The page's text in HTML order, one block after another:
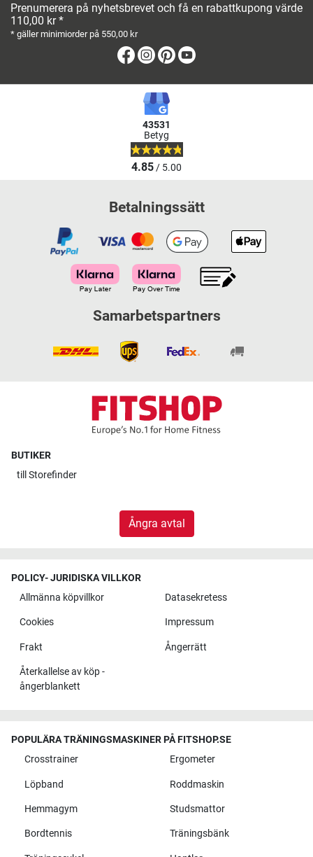
Prenumerera på nyhetsbrevet och få en rabattkupong värde
110,00 kr *
* gäller minimiorder på 550,00 kr
Facebook
Instagram
Pinterest
43531
Betyg
4.85/ 5.00
Betalningssätt
Samarbetspartners
BUTIKER
tillStorefinder
Ångra avtal
POLICY- JURIDISKA VILLKOR
Allmänna köpvillkor
Datasekretess
Cookies Impressum
Frakt Ångerrätt
Återkallelse av köp -
ångerblankett
POPULÄRA TRÄNINGSMASKINER PÅ FITSHOP.SE
Crosstrainer
Ergometer
Löpband Roddmaskin
Hemmagym Studsmattor
Bordtennis Träningsbänk